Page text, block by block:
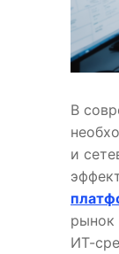
В
и
рынок
ИТ-